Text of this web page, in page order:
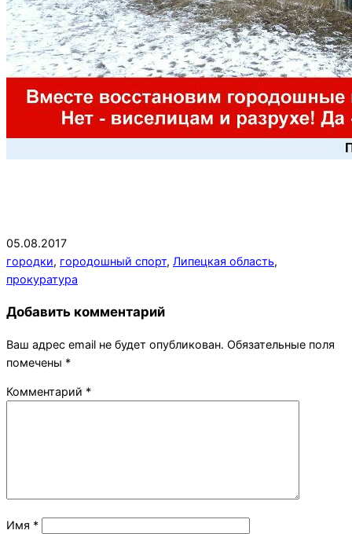
2017-
08-
05
05.08.2017
городки, городошный спорт, Липецкая область,
прокуратура
Добавить комментарий
Ваш адрес email не будет опубликован. Обязательные поля
помечены *
Комментарий *
Имя *